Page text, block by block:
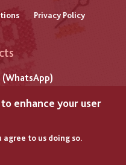
Privacy Policy
enhance your user
to us doing so.